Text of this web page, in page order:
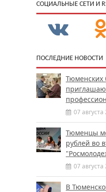
CОЦИАЛЬНЫЕ СЕТИ И
ПОСЛЕДНИЕ НОВОСТИ
Тюменских
07 августа
Тюменцы
рублей во
07 августа
В